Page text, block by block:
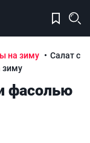
на зиму
Салат с
фасолью